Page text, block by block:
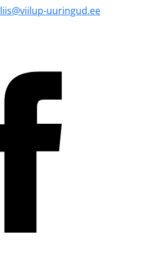
liis@viilup-uuringud.ee